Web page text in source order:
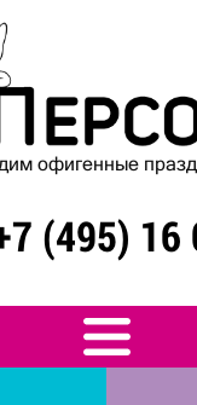
офигенные
(495) 16